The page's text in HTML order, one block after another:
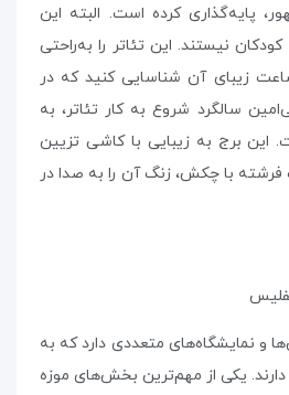
پایه‌گذاری کرده است. البته این
نیستند. این تئاتر را به‌راحتی
زیبای آن شناسایی کنید که در
سی‌امین سالگرد شروع به کار تئاتر، به
برج به زیبایی با کاشی تزیین
با چکش، زنگ آن را به صدا در
و نمایشگاه‌های متعددی دارد که به
یکی از مهم‌ترین بخش‌های موزه